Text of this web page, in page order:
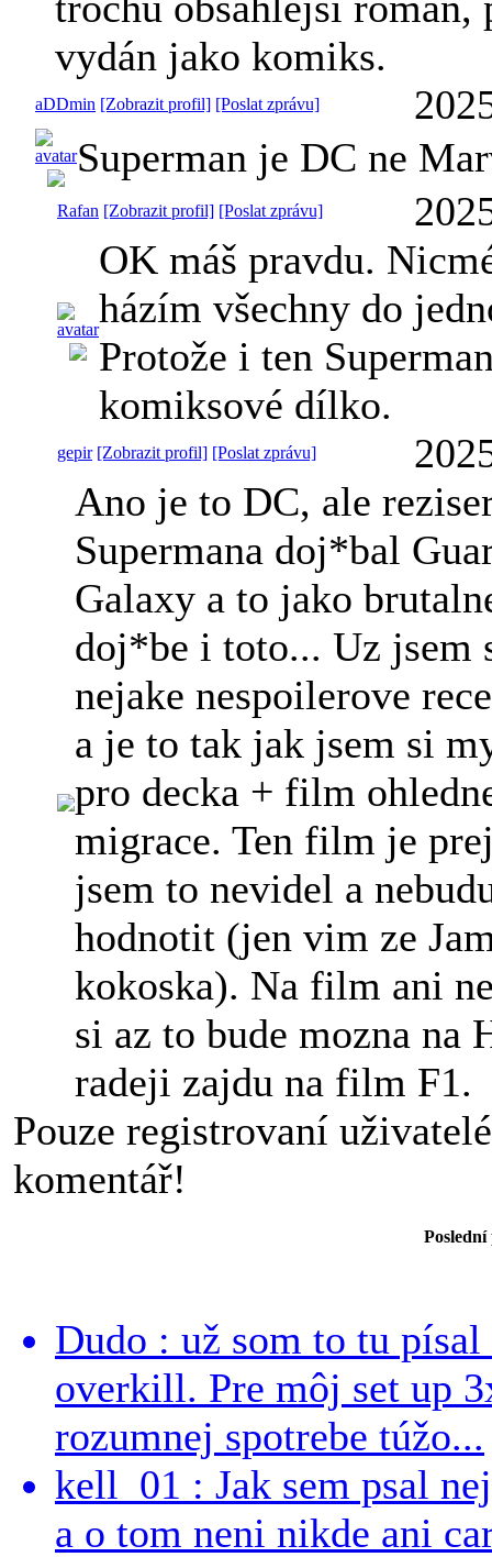
vydán jako komiks.
aDDmin [Zobrazit profil] [Poslat zprávu]
Superman je DC ne
Rafan [Zobrazit profil] [Poslat zprávu]
OK máš pravdu.
házím všechny do
Protože i ten
komiksové dílko.
gepir [Zobrazit profil] [Poslat zprávu]
Ano je to DC, ale
Supermana doj*bal
Galaxy a to jako
doj*be i toto... Uz jsem
nejake nespoilerove
a je to tak jak jsem si
pro decka + film
migrace. Ten film je
jsem to nevidel a
hodnotit (jen vim ze
kokoska). Na film ani
si az to bude mozna na
radeji zajdu na film F1.
Pouze registrovaní
komentář!
Dudo : už som to tu
overkill. Pre môj set up
rozumnej spotrebe túžo...
kell_01 : Jak sem psal
a o tom neni nikde ani